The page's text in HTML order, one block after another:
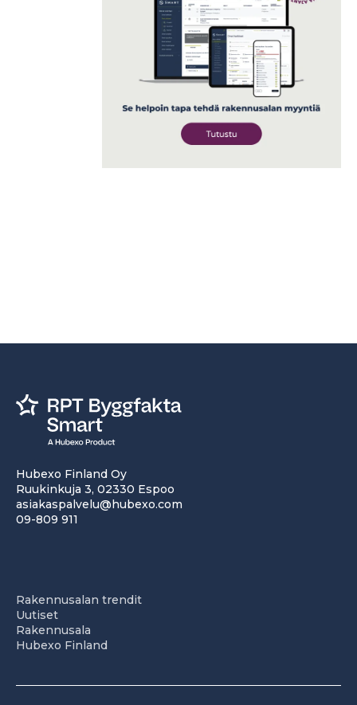
Hubexo Finland Oy
Ruukinkuja 3, 02330 Espoo
asiakaspalvelu@hubexo.com
09-809 911
Rakennusalan trendit
Uutiset
Rakennusala
Hubexo Finland